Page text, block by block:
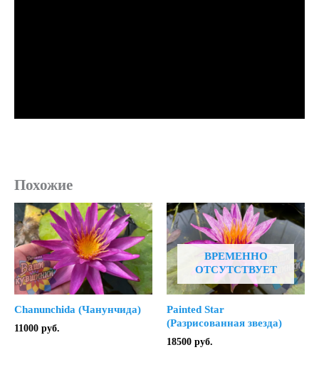
Похожие
Chanunchida (Чанунчида)
11000 руб.
ВРЕМЕННО
ОТСУТСТВУЕТ
Painted Star
(Разрисованная звезда)
18500 руб.